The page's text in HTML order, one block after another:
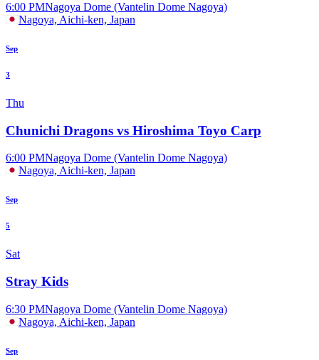
6:00 PMNagoya Dome (Vantelin Dome Nagoya)
Nagoya, Aichi-ken, Japan
Sep
3
Thu
Chunichi Dragons vs Hiroshima Toyo Carp
6:00 PMNagoya Dome (Vantelin Dome Nagoya)
Nagoya, Aichi-ken, Japan
Sep
5
Sat
Stray Kids
6:30 PMNagoya Dome (Vantelin Dome Nagoya)
Nagoya, Aichi-ken, Japan
Sep